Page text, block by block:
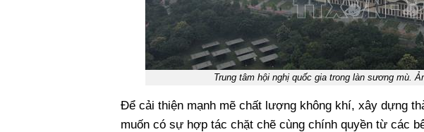
Trung tâm hội nghị quốc gia trong làn sương mù.
Để cải thiện mạnh mẽ chất lượng không khí, xây dựng
muốn có sự hợp tác chặt chẽ cùng chính quyền từ các